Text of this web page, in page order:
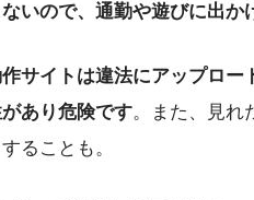
いので、通勤や遊びに出か
サイトは違法にアップロ
あり危険です。また、見れ
ることも。